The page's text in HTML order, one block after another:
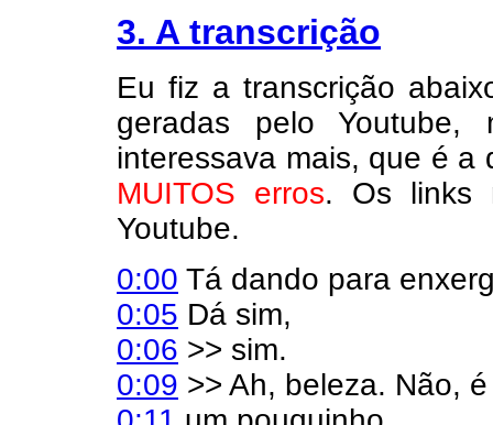
3. A transcrição
Eu fiz a transcrição
geradas pelo
interessava mais, que é
MUITOS erros. Os links
Youtube.
0:00 Tá dando para
0:05 Dá sim,
0:06 >> sim.
0:09 >> Ah, beleza. Não,